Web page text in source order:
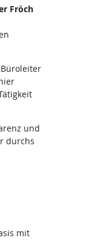
Fröch
und
durchs
mit